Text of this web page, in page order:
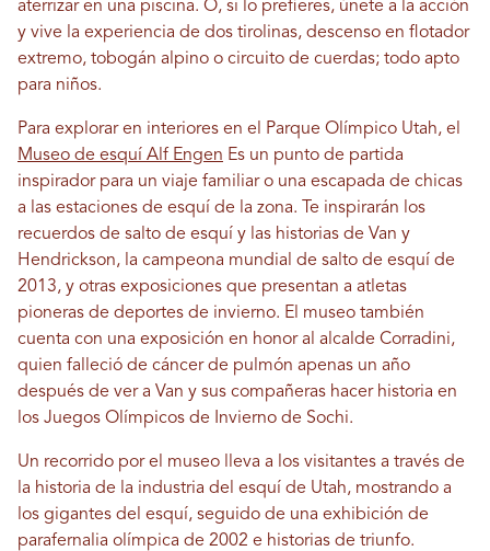
aterrizar en una piscina. O, si lo prefieres, únete a la acción
y vive la experiencia de dos tirolinas, descenso en flotador
extremo, tobogán alpino o circuito de cuerdas; todo apto
para niños.
Para explorar en interiores en el Parque Olímpico Utah, el
Museo de esquí Alf Engen Es un punto de partida
inspirador para un viaje familiar o una escapada de chicas
a las estaciones de esquí de la zona. Te inspirarán los
recuerdos de salto de esquí y las historias de Van y
Hendrickson, la campeona mundial de salto de esquí de
2013, y otras exposiciones que presentan a atletas
pioneras de deportes de invierno. El museo también
cuenta con una exposición en honor al alcalde Corradini,
quien falleció de cáncer de pulmón apenas un año
después de ver a Van y sus compañeras hacer historia en
los Juegos Olímpicos de Invierno de Sochi.
Un recorrido por el museo lleva a los visitantes a través de
la historia de la industria del esquí de Utah, mostrando a
los gigantes del esquí, seguido de una exhibición de
parafernalia olímpica de 2002 e historias de triunfo.